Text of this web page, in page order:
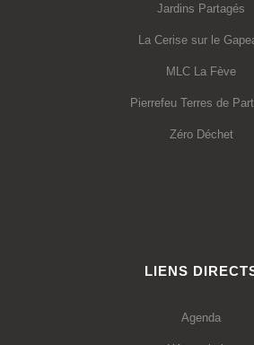
Jardins Partagés
La Cerise sur le
MLC La Fève
Pierrefeu Terres de
Zéro Déchet
LIENS
Agenda